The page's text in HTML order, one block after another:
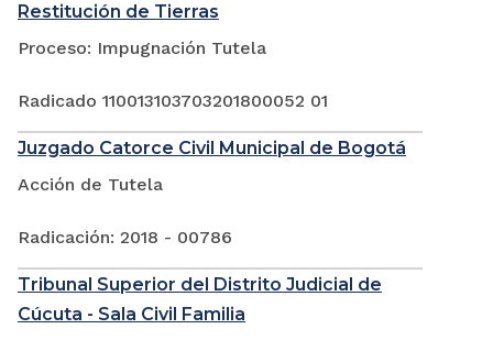
Restitución de Tierras
Proceso: Impugnación Tutela
Radicado 110013103703201800052 01
Juzgado Catorce Civil Municipal de Bogotá
Acción de Tutela
Radicación: 2018 - 00786
Tribunal Superior del Distrito Judicial de
Cúcuta - Sala Civil Familia